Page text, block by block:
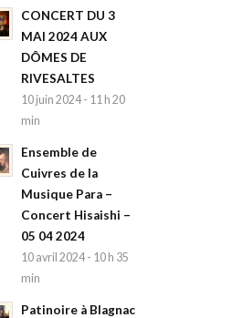
CONCERT DU 3
MAI 2024 AUX
DÔMES DE
RIVESALTES
10 juin 2024 - 11 h 20
min
Ensemble de
Cuivres de la
Musique Para –
Concert Hisaishi –
05 04 2024
10 avril 2024 - 10 h 35
min
Patinoire à Blagnac